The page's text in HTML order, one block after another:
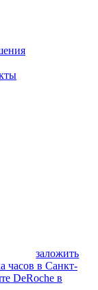
заложить
часов в Санкт-
DeRoche в